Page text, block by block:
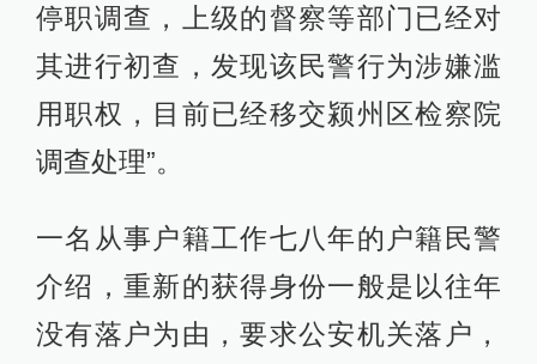
停职调查，上级的督察等部门已经对
其进行初查，发现该民警行为涉嫌滥
用职权，目前已经移交颍州区检察院
调查处理”。
一名从事户籍工作七八年的户籍民警
介绍，重新的获得身份一般是以往年
没有落户为由，要求公安机关落户，